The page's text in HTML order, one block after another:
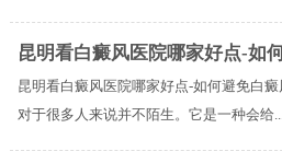
昆明看白癜风医院哪家好点-如
昆明看白癜风医院哪家好点-如何避免白
对于很多人来说并不陌生。它是一种会给